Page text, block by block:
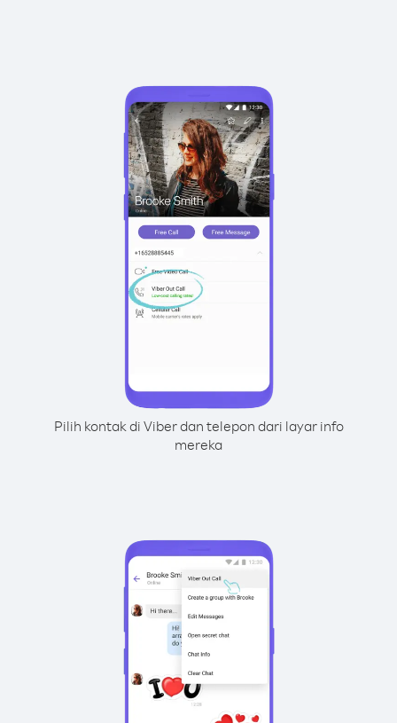
Pilih kontak di Viber dan telepon dari layar info
mereka